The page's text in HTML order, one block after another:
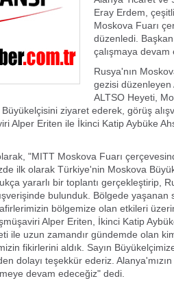
Eray Erdem,
Moskova Fuarı
düzenledi. Başkan
çalışmaya devam
Rusya'nın
gezisi düzenleyen
ALTSO Heyeti,
ziyaret ederek, görüş
Alper Eriten ile İkinci Katip Aybüke
"MITT Moskova Fuarı
ilk olarak Türkiye'nin Moskova
yararlı bir toplantı gerçekleştirip,
bulunduk. Bölgede yaşanan
bölgemize olan etkileri
Alper Eriten, İkinci Katip
ile uzun zamandır gündemde olan
fikirlerini aldık. Sayın
dolayı teşekkür ederiz. Alanya'mızın
devam edeceğiz" dedi.